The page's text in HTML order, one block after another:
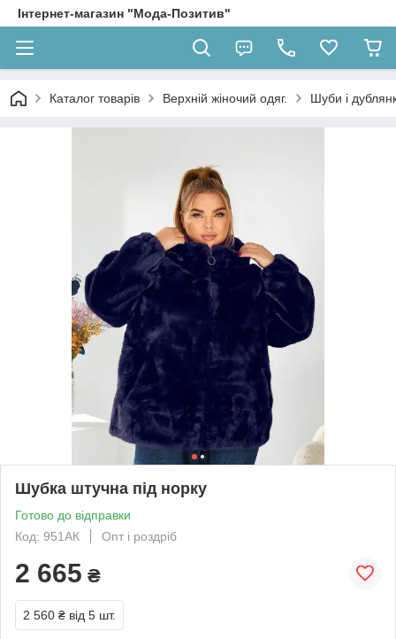
Інтернет-магазин "Мода-Позитив"
Каталог товарів Верхній жіночий одяг. Шуби і
Шубка штучна під норку
Готово до відправки
Код: 951АК
Опт і роздріб
2 665 ₴
2 560 ₴ від 5 шт.